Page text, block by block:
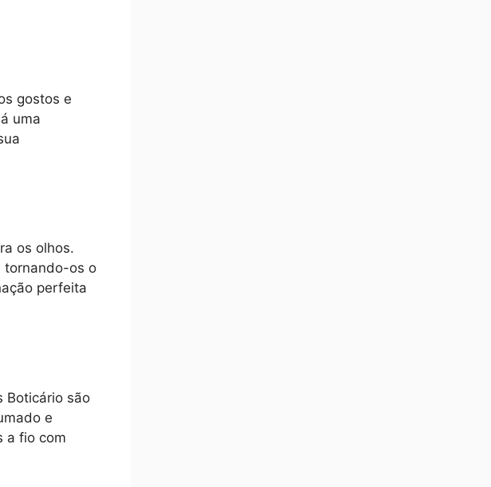
gostos e
uma
os olhos.
tornando-os o
perfeita
Boticário são
e
a fio com